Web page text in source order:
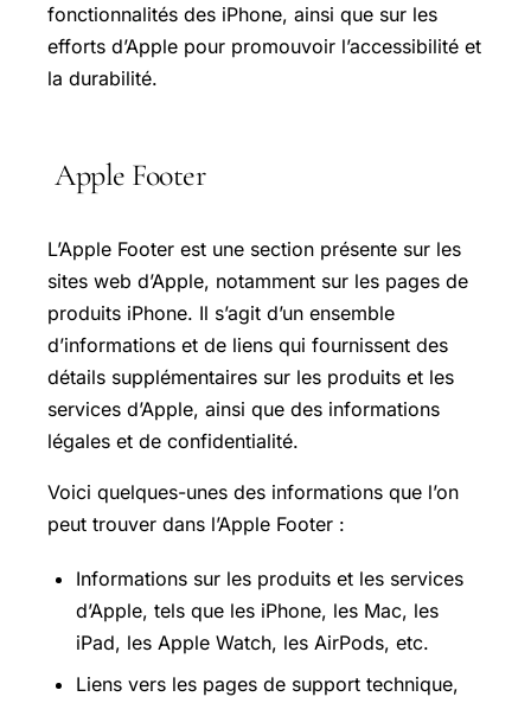
fonctionnalités des iPhone, ainsi que sur les
efforts d’Apple pour promouvoir l’accessibilité et
la durabilité.
Apple Footer
L’Apple Footer est une section présente sur les
sites web d’Apple, notamment sur les pages de
produits iPhone. Il s’agit d’un ensemble
d’informations et de liens qui fournissent des
détails supplémentaires sur les produits et les
services d’Apple, ainsi que des informations
légales et de confidentialité.
Voici quelques-unes des informations que l’on
peut trouver dans l’Apple Footer :
Informations sur les produits et les services
d’Apple, tels que les iPhone, les Mac, les
iPad, les Apple Watch, les AirPods, etc.
Liens vers les pages de support technique,